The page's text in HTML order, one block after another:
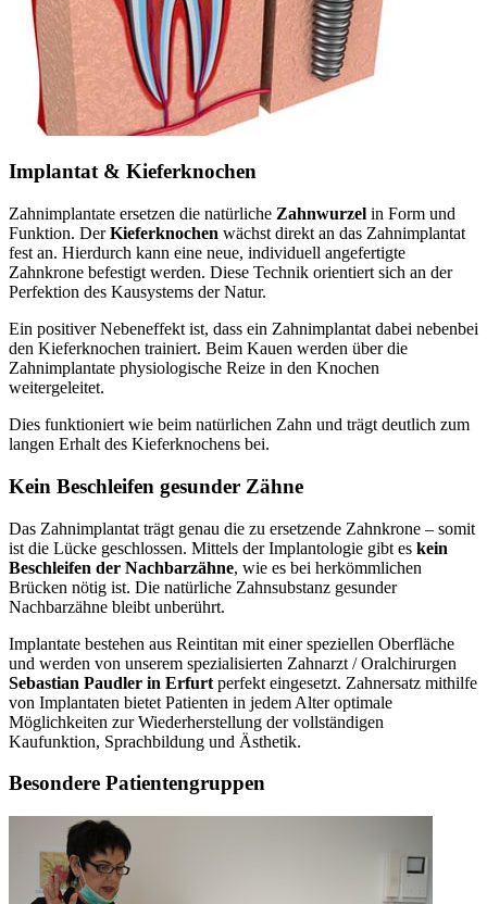
Implantat & Kieferknochen
Zahnimplantate ersetzen die natürliche Zahnwurzel in Form und
Funktion. DerKieferknochen wächst direkt an das Zahnimplantat
fest an. Hierdurch kann eine neue, individuell angefertigte
Zahnkrone befestigt werden. Diese Technik orientiert sich an der
Perfektion des Kausystems der Natur.
Ein positiver Nebeneffekt ist, dass ein Zahnimplantat dabei nebenbei
den Kieferknochen trainiert. Beim Kauen werden über die
Zahnimplantate physiologische Reize in den Knochen
weitergeleitet.
Dies funktioniert wie beim natürlichen Zahn und trägt deutlich zum
langen Erhalt des Kieferknochens bei.
Kein Beschleifen gesunder Zähne
Das Zahnimplantat trägt genau die zu ersetzende Zahnkrone – somit
ist die Lücke geschlossen. Mittels der Implantologie gibt es kein
Beschleifen der Nachbarzähne, wie es bei herkömmlichen
Brücken nötig ist. Die natürliche Zahnsubstanz gesunder
Nachbarzähne bleibt unberührt.
Implantate bestehen aus Reintitan mit einer speziellen Oberfläche
und werden von unserem spezialisierten Zahnarzt / Oralchirurgen
Sebastian Paudler in Erfurt perfekt eingesetzt. Zahnersatz mithilfe
von Implantaten bietet Patienten in jedem Alter optimale
Möglichkeiten zur Wiederherstellung der vollständigen
Kaufunktion, Sprachbildung und Ästhetik.
Besondere Patientengruppen